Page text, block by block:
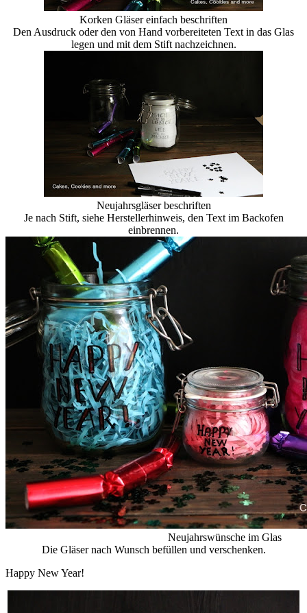
Korken Gläser einfach beschriften
Den Ausdruck oder den von Hand vorbereiteten Text in das Glas
legen und mit dem Stift nachzeichnen.
Neujahrsgläser beschriften
Je nach Stift, siehe Herstellerhinweis, den Text im Backofen
einbrennen.
Neujahrswünsche im Glas
Die Gläser nach Wunsch befüllen und verschenken.
Happy New Year!